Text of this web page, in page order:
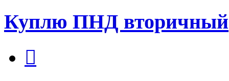
Куплю ПНД вторичный